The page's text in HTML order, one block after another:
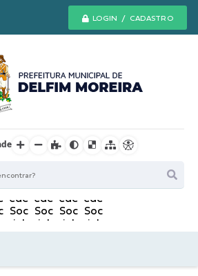
LOGIN / CADASTRO